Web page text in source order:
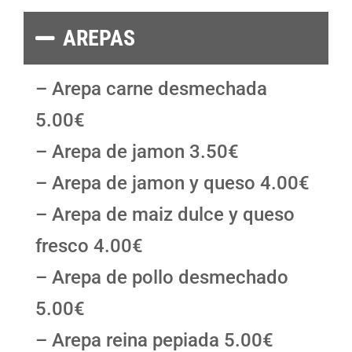
AREPAS
– Arepa carne desmechada
5.00€
– Arepa de jamon 3.50€
– Arepa de jamon y queso 4.00€
– Arepa de maiz dulce y queso
fresco 4.00€
– Arepa de pollo desmechado
5.00€
– Arepa reina pepiada 5.00€